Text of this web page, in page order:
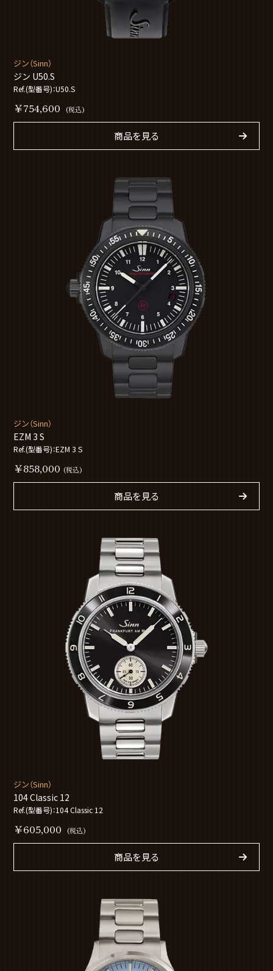
ジン（Sinn）
ジン U50.S
Ref.(型番号)：U50.S
￥754,600 (税込)
商品を見る
ジン（Sinn）
EZM 3 S
Ref.(型番号)：EZM 3 S
￥858,000 (税込)
商品を見る
ジン（Sinn）
104 Classic 12
Ref.(型番号)：104 Classic 12
￥605,000 (税込)
商品を見る